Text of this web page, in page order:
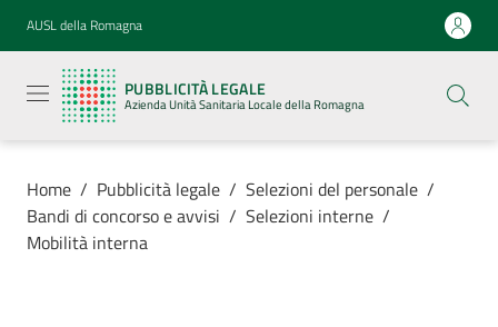
Vai al contenuto
Vai alla navigazione
Vai al footer
AUSL della Romagna
PUBBLICITÀ LEGALE
Azienda Unità Sanitaria Locale della Romagna
legale
Azienda
Unità
Locale della
Home / Pubblicità legale / Selezioni del personale /
Bandi di concorso e avvisi / Selezioni interne /
Mobilità interna